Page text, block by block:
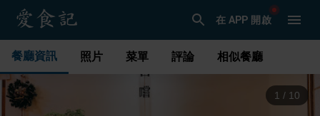
在 APP 開啟
餐廳資訊 照片 菜單 評論 相似餐廳
2 / 10